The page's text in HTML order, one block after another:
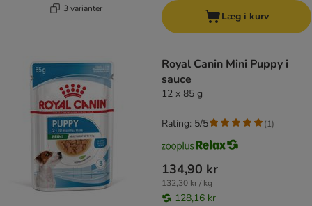
3 varianter
Læg i kurv
Royal Canin Mini Puppy i
sauce
12 x 85 g
134,90 kr
132,30 kr / kg
128,16 kr
Rating: 5/5 (1)